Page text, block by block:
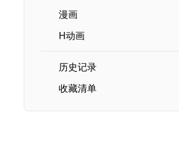
漫画
H动画
历史记录
收藏清单